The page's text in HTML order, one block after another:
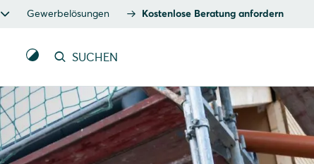
Gewerbelösungen Kostenlose Beratung anfordern
SUCHEN